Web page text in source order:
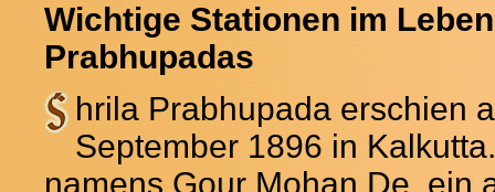
Wichtige Stationen im
Prabhupadas
hrila Prabhupada erschien
September 1896 in
namens Gour Mohan De, ein